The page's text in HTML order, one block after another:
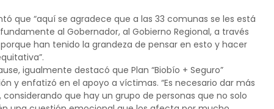
que “aquí se agradece que a las 33 comunas se les está
al Gobernador, al Gobierno Regional, a través
han tenido la grandeza de pensar en esto y hacer
igualmente destacó que Plan “Biobío + Seguro”
y enfatizó en el apoyo a víctimas. “Es necesario dar más
que hay un grupo de personas que no solo